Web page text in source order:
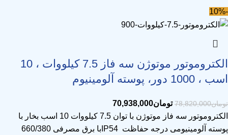
-10%
الکتروموتور موتوژن سه فاز 7.5 کیلووات ، 10
اسب ، 1000 دور، پوسته آلومینیوم
تومان78,820,000 تومان70,938,000
الکتروموتور سه فاز موتوژن با توان 7.5 کیلووات 10 اسب بخار با
پوسته آلومینیومی درجه حفاظت IP54با برق مصرفی 660/380